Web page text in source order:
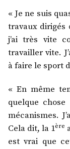
« Je ne suis
travaux dirigés
j’ai très vite
travailler vite.
à faire le sport
« En même
quelque
mécanismes.
Cela dit, la 1ère
est vrai que